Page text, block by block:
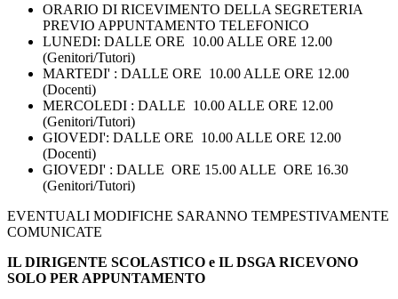
ORARIO DI RICEVIMENTO DELLA SEGRETERIA
PREVIO APPUNTAMENTO TELEFONICO
LUNEDI: DALLE ORE 10.00 ALLE ORE 12.00
(Genitori/Tutori)
MARTEDI' : DALLE ORE 10.00 ALLE ORE 12.00
(Docenti)
MERCOLEDI : DALLE 10.00 ALLE ORE 12.00
(Genitori/Tutori)
GIOVEDI': DALLE ORE 10.00 ALLE ORE 12.00
(Docenti)
GIOVEDI' : DALLE ORE 15.00 ALLE ORE 16.30
(Genitori/Tutori)
EVENTUALI MODIFICHE SARANNO TEMPESTIVAMENTE
COMUNICATE
IL DIRIGENTE SCOLASTICO e IL DSGA RICEVONO
SOLO PER APPUNTAMENTO